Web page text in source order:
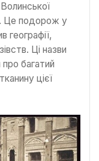
Це подорож у
географії,
Ці назви
багатий
цієї